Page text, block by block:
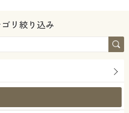
リ絞り込み